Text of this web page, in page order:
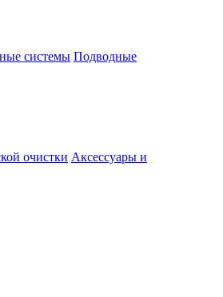
системы Подводные
очистки Аксессуары и